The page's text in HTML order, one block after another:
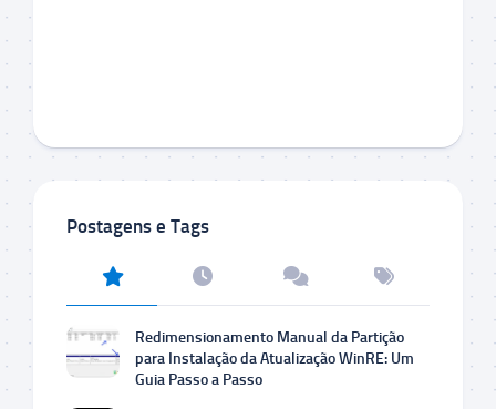
Postagens e Tags
Redimensionamento Manual da Partição
para Instalação da Atualização WinRE: Um
Guia Passo a Passo